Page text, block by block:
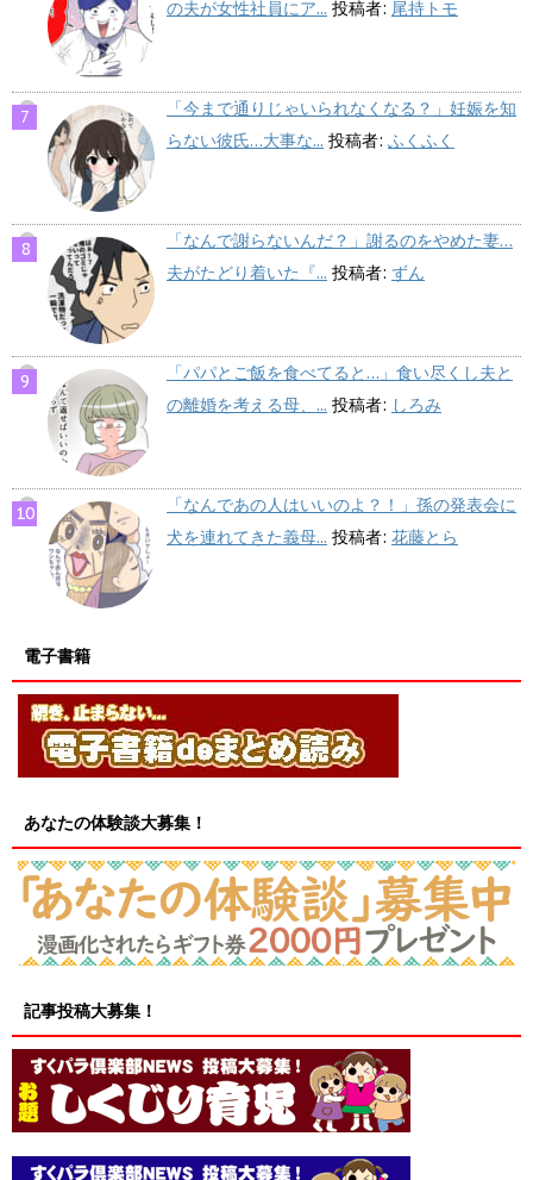
の夫が女性社員にア... 投稿者: 尾持トモ
「今まで通りじゃいられなくなる？」妊娠を知
らない彼氏…大事な... 投稿者: ふくふく
「なんで謝らないんだ？」謝るのをやめた妻…
夫がたどり着いた『... 投稿者: ずん
「パパとご飯を食べてると…」食い尽くし夫と
の離婚を考える母、... 投稿者: しろみ
「なんであの人はいいのよ？！」孫の発表会に
犬を連れてきた義母... 投稿者: 花藤とら
電子書籍
あなたの体験談大募集！
記事投稿大募集！